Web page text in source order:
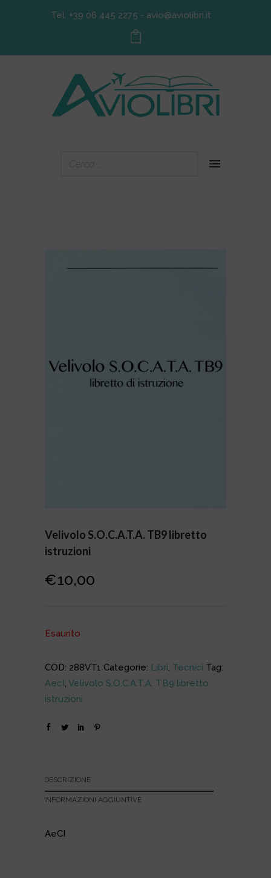
Tel. +39 06 445 2275 - avio@aviolibri.it
Velivolo S.O.C.A.T.A. TB9 libretto
istruzioni
€10,00
Esaurito
COD: 288VT1 Categorie: Libri, Tecnici Tag:
AecI, Velivolo S.O.C.A.T.A. TB9 libretto
istruzioni
DESCRIZIONE
INFORMAZIONI AGGIUNTIVE
AeCI